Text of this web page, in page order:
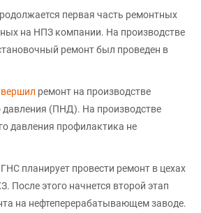
первая часть ремонтных
на НПЗ компании. На производстве
ремонт был проведен в
ремонт на производстве
давления (ПНД). На производстве
давления профилактика не
планирует провести ремонт в цехах
После этого начнется второй этап
на нефтеперерабатывающем заводе.